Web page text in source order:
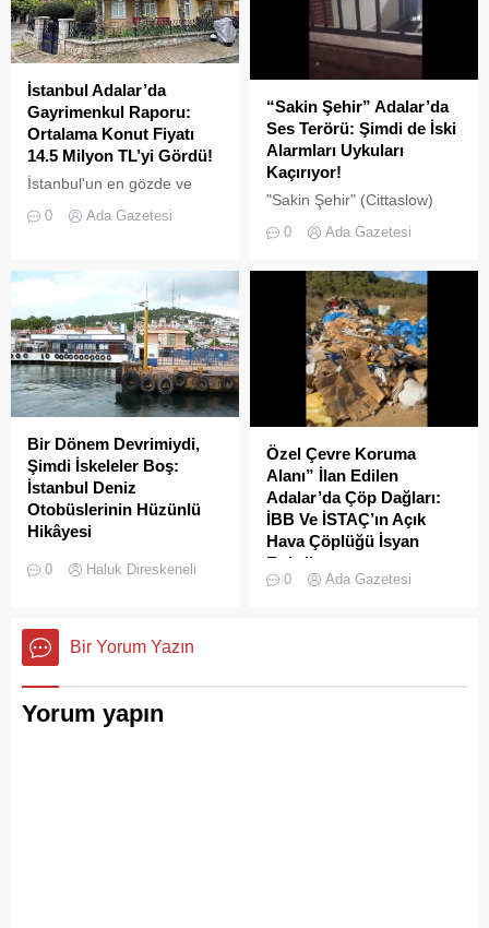
İstanbul Adalar’da
Gayrimenkul Raporu:
Ortalama Konut Fiyatı
14.5 Milyon TL’yi Gördü!
İstanbul'un en gözde ve
olan Adalar ilçesinde,
hareketlilik dikkat çekiyor.
0 Ada Gazetesi
“Sakin Şehir” Adalar’da
Ses Terörü: Şimdi de İski
Alarmları Uykuları
Kaçırıyor!
"Sakin Şehir" (Cittaslow)
Adalar'da gürültü kirliliği
0 Ada Gazetesi
Bir Dönem Devrimiydi,
Şimdi İskeleler Boş:
İstanbul Deniz
Otobüslerinin Hüzünlü
Hikâyesi
İstanbul’da deniz ulaşımı,
merkezi arasında kurulan
tıkır tıkır işleyen, prestijli ve
konforlu güvenli bir yaşam
ritmiydi.
0 Haluk Direskeneli
Özel Çevre Koruma
Alanı” İlan Edilen
Adalar’da Çöp Dağları:
İBB Ve İSTAÇ’ın Açık
Hava Çöplüğü İsyan
Ettirdi
Adalar'da çekilen çöp
0 Ada Gazetesi
Bir Yorum Yazın
Yorum yapın